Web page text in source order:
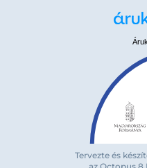
Bejelentkezés e-mail-
Tervezte és